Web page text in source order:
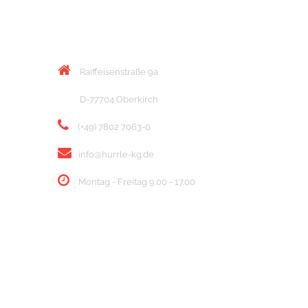
Raiffeisenstraße 9a
D-77704 Oberkirch
(+49) 7802 7063-0
info@hurrle-kg.de
Montag - Freitag 9.00 - 17.00